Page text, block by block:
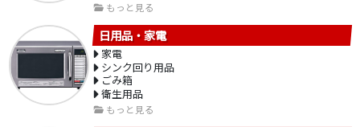
もっと見る
日用品・家電
家電
シンク回り用品
ごみ箱
衛生用品
もっと見る